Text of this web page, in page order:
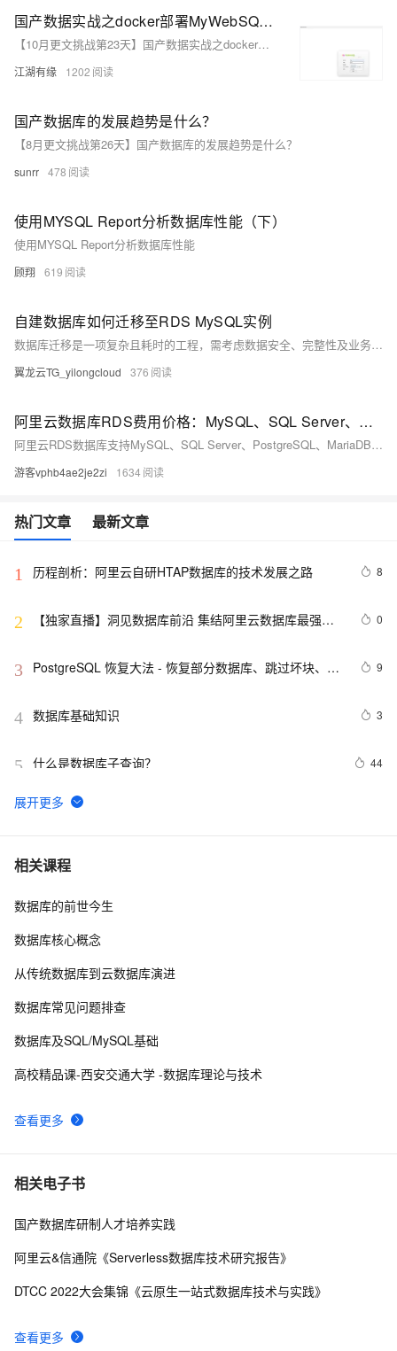
国产数据实战之docker部署MyWebSQL数据库管理工具
【10月更文挑战第23天】国产数据实战之docker部署MyWebSQL数据库管理工具
江湖有缘 1202
国产数据库的发展趋势是什么？
【8月更文挑战第26天】国产数据库的发展趋势是什么？
sunrr 478
使用MYSQL Report分析数据库性能（下）
使用MYSQL Report分析数据库性能
顾翔 619
自建数据库如何迁移至RDS MySQL实例
数据库迁移是一项复杂且耗时的工程，需考虑数据安全、完整性及业务中断影响。使用阿里云数据传输服务DTS，可快速、平滑完成迁移任务，将应用停机时间降至分钟级。您还可通过全量备份自建数据库并恢复至RDS MySQL实例，实现间接迁移上云。
翼龙云TG_yilongcloud 376
阿里云数据库RDS费用价格：MySQL、SQL Server、PostgreSQL和MariaDB引擎收费标准
阿里云RDS数据库支持MySQL、SQL Server、PostgreSQL、MariaDB，多种引擎优惠上线！MySQL倚天版88元/年，SQL Server 2核4G仅299元/年，PostgreSQL 227元/年起。高可用、可弹性伸缩，安全稳定。详情见官网活动页。
游客vphb4ae2je2zi 1634
热门文章 最新文章
1 历程剖析：阿里云自研HTAP数据库的技术发展之路 8
2
【独家直播】洞见数据库前沿 集结阿里云数据库最强阵
0
3
PostgreSQL 恢复大法 - 恢复部分数据库、跳过坏块、修
9
4 数据库基础知识 3
5 什么是数据库子查询？ 44
6
并发事务下各数据库外部表现实测之一（SQL Server
7 weblogic连接RAC数据库
8 「时序数据库」时间序列数据与MongoDB：第一部分-简
10Script:收集数据库中用户的角色和表空间等信息
相关课程
查看更多
数据库的前世今生
数据库核心概念
从传统数据库到云数据库演进
数据库常见问题排查
数据库及SQL/MySQL基础
高校精品课-西安交通大学 -数据库理论与技术
相关电子书
查看更多
国产数据库研制人才培养实践
阿里云&信通院《Serverless数据库技术研究报告》
DTCC 2022大会集锦《云原生一站式数据库技术与实践》